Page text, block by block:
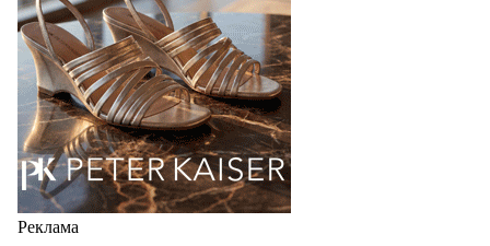
Но в модели Miu Miu Bubble присутствует еще и…
05.08.2026 2904
Реклама